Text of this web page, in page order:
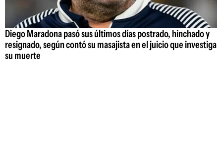
Diego Maradona pasó sus últimos días postrado, hinchado y
resignado, según contó su masajista en el juicio que investiga
su muerte